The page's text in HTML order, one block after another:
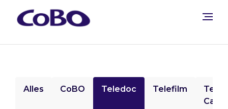
Alles CoBO Teledoc Telefilm